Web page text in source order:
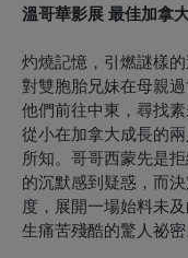
溫哥華影展 最佳加拿
灼燒記憶，引燃謎樣
對雙胞胎兄妹在母親
他們前往中東，尋找
從小在加拿大成長的
所知。哥哥西蒙先是
的沉默感到疑惑，而
度，展開一場始料未
生痛苦殘酷的驚人祕密